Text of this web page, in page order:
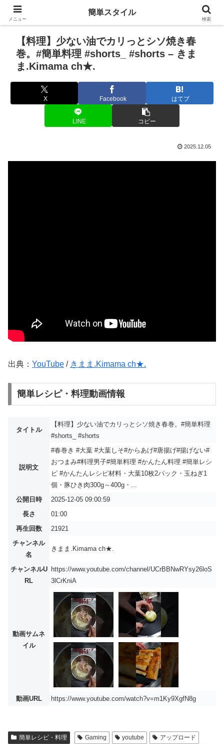
【料理】少ない油でカリっとシソ焼き春
巻。#簡単料理 #shorts_ #shorts – きま
ま.Kimama ch★.
X Facebook はてブ
LINE コピー
2025.12.05
出典： YouTube / きまま.Kimama ch★.
簡単レシピ・料理動画情報
タイトル
【料理】少ない油でカリっとシソ焼き春巻。#簡単料理
#shorts_ #shorts
説明文
#春巻き #大葉 #大葉しそ#からあげ#唐揚げ#揚げない#
おつまみ#料理男子#簡単料理 #かんたん料理 #簡単レシ
ピ #かんたんレシピ材料・大葉10枚2パック・玉ねぎ1
個・豚ひき肉300g～400g・...
公開日時
2025-12-05 09:00:59
長さ
01:00
再生回数
21921
チャンネル
名
きまま.Kimama ch★.
チャンネルU
RL
https://www.youtube.com/channel/UCrBBNwRYsy26loS
3lCrKniA
動画サムネ
イル
動画URL https://www.youtube.com/watch?v=m1Ky9XgfN8g
簡単レシピ・料理 Gaming youtube
アップロード
メニュー
簡単スタイル
検索